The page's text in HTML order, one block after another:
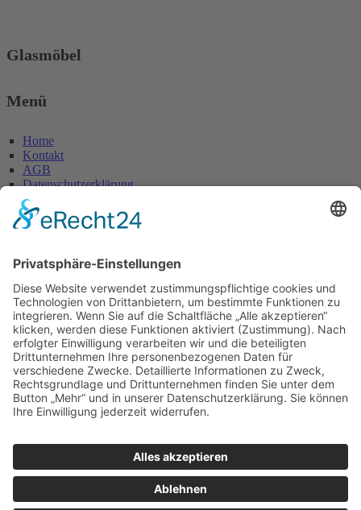
Glasmöbel
Menü
Home
Kontakt
AGB
Datenschutzerklärung
Impressum
Max-Holder-Straße 13
60437 Frankfurt/M.
Tel.: 069 / 50 28 58
Fax: 069 / 50 21 90
E-Mail: info@glaserei-becker.de
Bürozeiten
Montag bis Donnerstag:
14:00 – 16:00 Uhr
Freitag: 07:00 – 13:00 Uhr